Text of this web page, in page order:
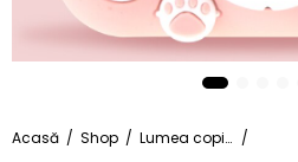
Acasă Shop Lumea copiilor